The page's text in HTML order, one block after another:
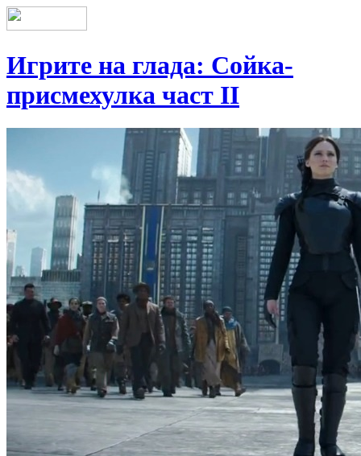
Игрите на глада: Сойка-
присмехулка част II